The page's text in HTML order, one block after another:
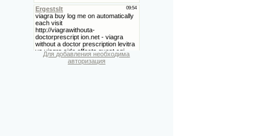
Для добавления необходима
авторизация